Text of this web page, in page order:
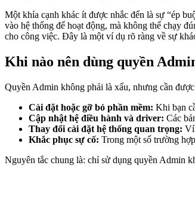
Một khía cạnh khác ít được nhắc đến là sự “ép
vào hệ thống để hoạt động, mà không thể chạy
cho công việc. Đây là một ví dụ rõ ràng về sự
Khi nào nên dùng quyền
Quyền Admin không phải là xấu, nhưng cần
Cài đặt hoặc gỡ bỏ phần mềm: Khi bạn
Cập nhật hệ điều hành và driver: Các
Thay đổi cài đặt hệ thống quan trọng: Ví
Khắc phục sự cố: Trong một số trường
Nguyên tắc chung là: chỉ sử dụng quyền Admin